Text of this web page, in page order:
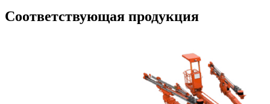
Соответствующая продукция